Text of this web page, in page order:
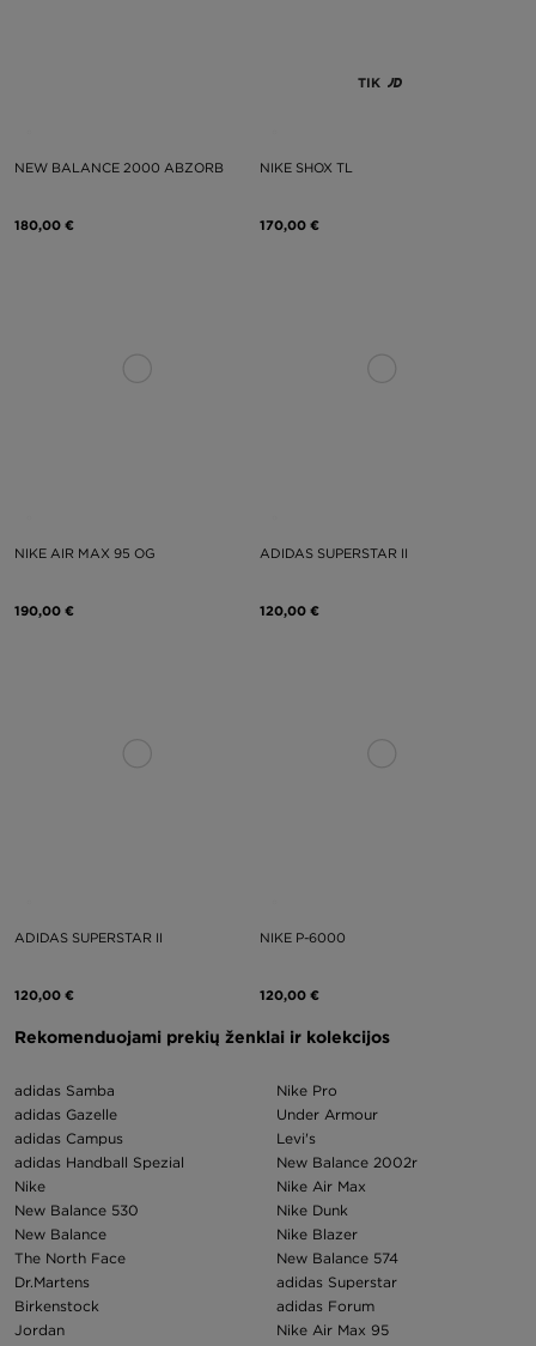
NEW BALANCE 2000 ABZORB
180,00 €
TIK
NIKE SHOX TL
170,00 €
NIKE AIR MAX 95 OG
190,00 €
ADIDAS SUPERSTAR II
120,00 €
ADIDAS SUPERSTAR II
120,00 €
NIKE P-6000
120,00 €
Rekomenduojami prekių ženklai ir kolekcijos
adidas Samba
adidas Gazelle
adidas Campus
adidas Handball Spezial
Nike
New Balance 530
New Balance
The North Face
Dr.Martens
Birkenstock
Jordan
Nike Pro
Under Armour
Levi's
New Balance 2002r
Nike Air Max
Nike Dunk
Nike Blazer
New Balance 574
adidas Superstar
adidas Forum
Nike Air Max 95